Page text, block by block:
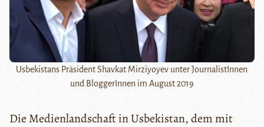
Usbekistans Präsident Shavkat Mirziyoyev unter JournalistInnen
und BloggerInnen im August 2019
Die Medienlandschaft in Usbekistan, dem mit